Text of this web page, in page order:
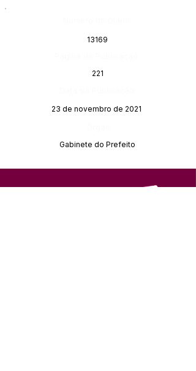
13169
221
23 de novembro de 2021
Gabinete do Prefeito